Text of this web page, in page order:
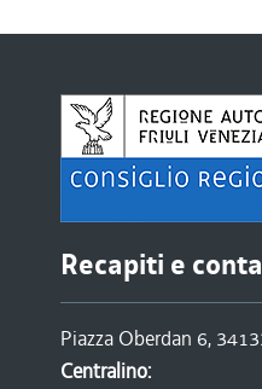
Recapiti e
Piazza Oberdan 6,
Centralino: